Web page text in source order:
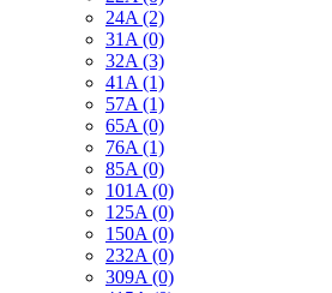
24A (2)
31A (0)
32A (3)
41A (1)
57A (1)
65A (0)
76A (1)
85A (0)
101A (0)
125A (0)
150A (0)
232A (0)
309A (0)